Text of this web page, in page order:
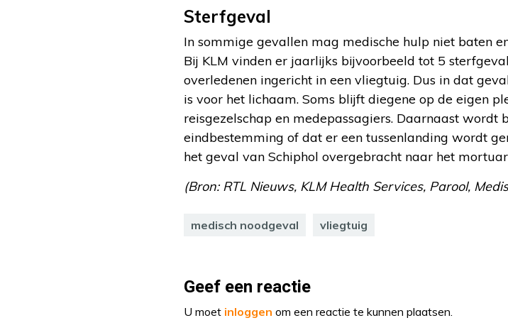
Sterfgeval
In sommige gevallen mag medische hulp niet baten
Bij KLM vinden er jaarlijks bijvoorbeeld tot 5
overledenen ingericht in een vliegtuig. Dus in dat
is voor het lichaam. Soms blijft diegene op de eigen
reisgezelschap en medepassagiers. Daarnaast
eindbestemming of dat er een tussenlanding wordt
het geval van Schiphol overgebracht naar het
(Bron: RTL Nieuws, KLM Health Services, Parool,
medisch noodgeval vliegtuig
Geef een reactie
U moet inloggen om een reactie te kunnen plaatsen.